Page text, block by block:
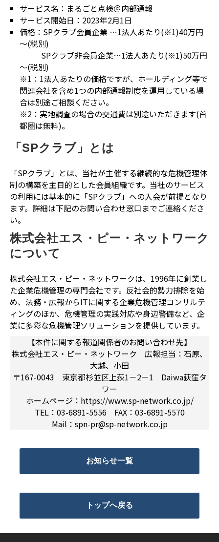
サービス名：まるごと点検＠内部通報
サービス開始日：2023年2月1日
価格：SPクラブ会員企業 …1法人あたり(※1)40万円
～(税別)
SPクラブ非会員企業…1法人あたり(※1)50万円
～(税別)
※1：1法人あたりの価格ですが、ホールディング等で
関連会社を含め1つの内部通報制度を運用している場
合は別途ご相談ください。
※2：実地調査の場合の交通費は別途いただきます(首
都圏は無料)。
「SPクラブ」とは
「SPクラブ」とは、当社が主催する継続的な危機管理体
制の構築を主目的とした会員組織です。当社のサービス
の利用には基本的に「SPクラブ」への入会が前提となり
ます。詳細は下記のお問い合わせ窓口までご連絡くださ
い。
株式会社エス・ピー・ネットワーク
について
株式会社エス・ピー・ネットワークは、1996年に創業し
た企業危機管理の専門会社です。反社会的勢力排除を始
め、法務・広報からITに関する企業危機管理コンサルテ
ィングのほか、危機管理の実践対応や身辺警備など、企
業に多彩な危機管理ソリューションを提供しています。
【本件に関する報道関係者のお問い合わせ先】
株式会社エス・ピー・ネットワーク 広報担当：石原、
大越、小田
〒167-0043 東京都杉並区上荻1－2－1 Daiwa荻窪タ
ワー
ホームページ：https://www.sp-network.co.jp/
TEL：03-6891-5556 FAX：03-6891-5570
Mail：spn-pr@sp-network.co.jp
お知らせ一覧
トップへ戻る